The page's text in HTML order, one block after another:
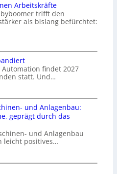
Arbeitskräfte
trifft den
als bislang befürchtet:
findet 2027
statt. Und…
und Anlagenbau:
geprägt durch das
und Anlagenbau
leicht positives…